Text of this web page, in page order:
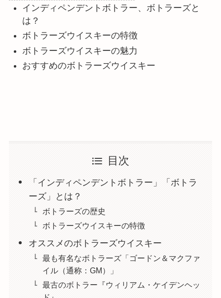
インディペンデントボトラー、ボトラーズと
は？
ボトラーズウイスキーの特徴
ボトラーズウイスキーの魅力
おすすめのボトラーズウイスキー
目次
「インディペンデントボトラー」「ボトラ
ーズ」とは？
ボトラーズの歴史
ボトラーズウイスキーの特徴
オススメのボトラーズウイスキー
最も有名なボトラーズ「ゴードン＆マクファ
イル（通称：GM）」
最古のボトラー『ウィリアム・ケイデンヘッ